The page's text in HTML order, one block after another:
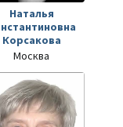
Наталья
Корсакова
Москва